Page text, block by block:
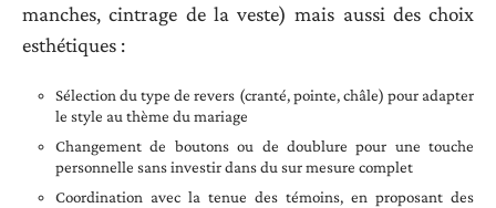
manches, cintrage de la veste) mais aussi des choix
esthétiques :
Sélection du type de revers (cranté, pointe, châle) pour adapter
le style au thème du mariage
Changement de boutons ou de doublure pour une touche
personnelle sans investir dans du sur mesure complet
Coordination avec la tenue des témoins, en proposant des